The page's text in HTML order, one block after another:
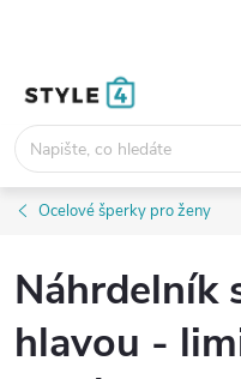
Ocelové šperky pro ženy
Náhrdelník
hlavou -